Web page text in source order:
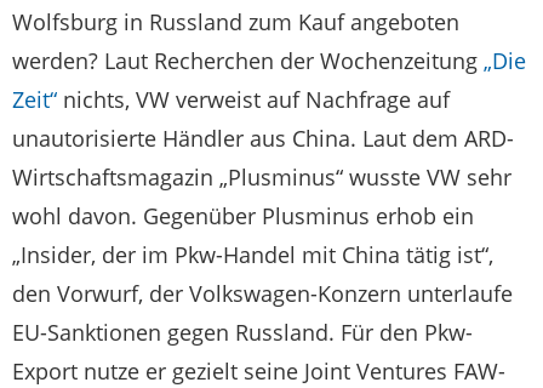
Wolfsburg in Russland zum Kauf angeboten
werden? Laut Recherchen der Wochenzeitung „Die
Zeit“ nichts, VW verweist auf Nachfrage auf
unautorisierte Händler aus China. Laut dem ARD-
Wirtschaftsmagazin „Plusminus“ wusste VW sehr
wohl davon. Gegenüber Plusminus erhob ein
„Insider, der im Pkw-Handel mit China tätig ist“,
den Vorwurf, der Volkswagen-Konzern unterlaufe
EU-Sanktionen gegen Russland. Für den Pkw-
Export nutze er gezielt seine Joint Ventures FAW-